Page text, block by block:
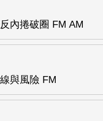
內捲破圈 FM AM
與風險 FM